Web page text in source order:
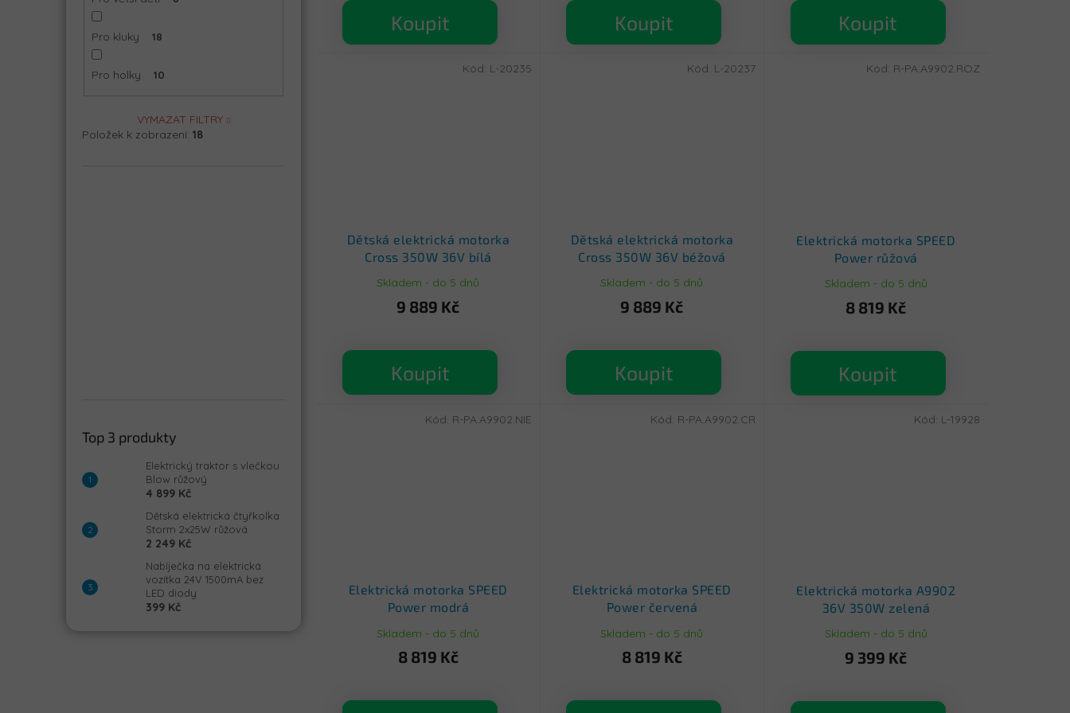
Pro kluky 18
Pro holky 10
VYMAZAT FILTRY
Položek k zobrazení: 18
Top 3 produkty
Elektrický traktor s vlečkou
Blow růžový
4 899 Kč
Dětská elektrická čtyřkolka
Storm 2x25W růžová
2 249 Kč
Nabíječka na elektrická
vozítka 24V 1500mA bez
LED diody
399 Kč
Koupit Koupit Koupit
Dětská elektrická motorka
Cross 350W 36V bílá
Skladem - do 5 dnů
9 889 Kč
Koupit
Kód: L-20235
Dětská elektrická motorka
Cross 350W 36V béžová
Skladem - do 5 dnů
9 889 Kč
Koupit
Kód: L-20237
Elektrická motorka SPEED
Power růžová
Skladem - do 5 dnů
8 819 Kč
Koupit
Kód: R-PA.A9902.ROZ
Elektrická motorka SPEED
Power modrá
Skladem - do 5 dnů
8 819 Kč
Kód: R-PA.A9902.NIE
Elektrická motorka SPEED
Power červená
Skladem - do 5 dnů
8 819 Kč
Kód: R-PA.A9902.CR
Elektrická motorka A9902
36V 350W zelená
Skladem - do 5 dnů
9 399 Kč
Kód: L-19928